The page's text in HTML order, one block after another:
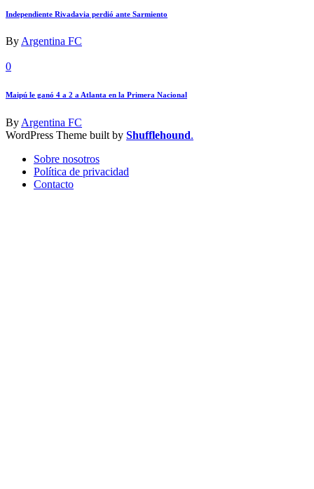
Independiente Rivadavia perdió ante Sarmiento
ByArgentina FC
0
Maipú le ganó 4 a 2 a Atlanta en la Primera Nacional
ByArgentina FC
WordPress Theme built by Shufflehound.
Sobre nosotros
Política de privacidad
Contacto